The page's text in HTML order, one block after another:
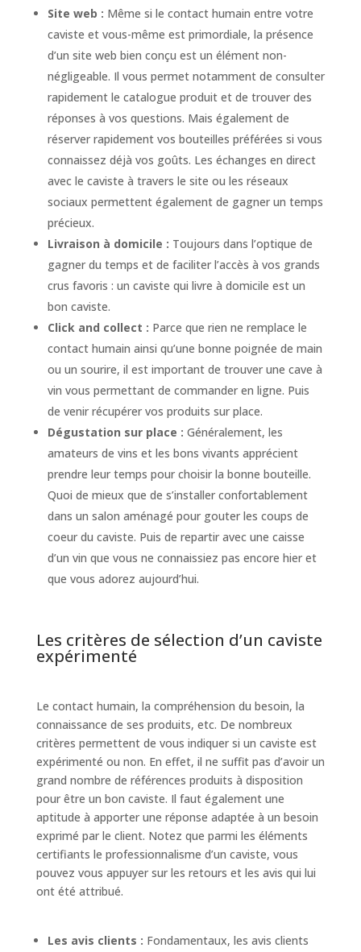
Site web : Même si le contact humain entre votre
caviste et vous-même est primordiale, la présence
d’un site web bien conçu est un élément non-
négligeable. Il vous permet notamment de consulter
rapidement le catalogue produit et de trouver des
réponses à vos questions. Mais également de
réserver rapidement vos bouteilles préférées si vous
connaissez déjà vos goûts. Les échanges en direct
avec le caviste à travers le site ou les réseaux
sociaux permettent également de gagner un temps
précieux.
Livraison à domicile : Toujours dans l’optique de
gagner du temps et de faciliter l’accès à vos grands
crus favoris : un caviste qui livre à domicile est un
bon caviste.
Click and collect : Parce que rien ne remplace le
contact humain ainsi qu’une bonne poignée de main
ou un sourire, il est important de trouver une cave à
vin vous permettant de commander en ligne. Puis
de venir récupérer vos produits sur place.
Dégustation sur place : Généralement, les
amateurs de vins et les bons vivants apprécient
prendre leur temps pour choisir la bonne bouteille.
Quoi de mieux que de s’installer confortablement
dans un salon aménagé pour gouter les coups de
coeur du caviste. Puis de repartir avec une caisse
d’un vin que vous ne connaissiez pas encore hier et
que vous adorez aujourd’hui.
Les critères de sélection d’un caviste
expérimenté
Le contact humain, la compréhension du besoin, la
connaissance de ses produits, etc. De nombreux
critères permettent de vous indiquer si un caviste est
expérimenté ou non. En effet, il ne suffit pas d’avoir un
grand nombre de références produits à disposition
pour être un bon caviste. Il faut également une
aptitude à apporter une réponse adaptée à un besoin
exprimé par le client. Notez que parmi les éléments
certifiants le professionnalisme d’un caviste, vous
pouvez vous appuyer sur les retours et les avis qui lui
ont été attribué.
Les avis clients : Fondamentaux, les avis clients